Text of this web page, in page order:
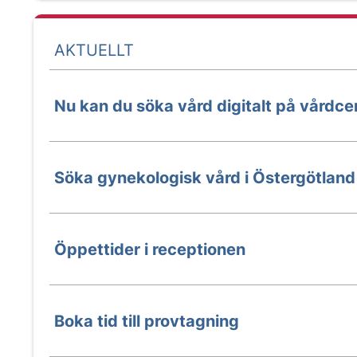
AKTUELLT
Nu kan du söka vård digitalt på
Söka gynekologisk vård i Östergötland
Öppettider i receptionen
Boka tid till provtagning